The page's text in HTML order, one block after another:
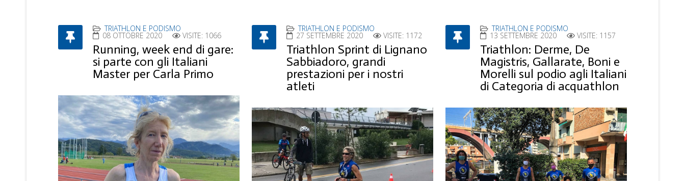
TRIATHLON E PODISMO
08 OTTOBRE 2020 VISITE: 1066
Running, week end di gare:
si parte con gli Italiani
Master per Carla Primo
TRIATHLON E PODISMO
27 SETTEMBRE 2020 VISITE: 1172
Triathlon Sprint di Lignano
Sabbiadoro, grandi
prestazioni per i nostri
atleti
TRIATHLON E PODISMO
13 SETTEMBRE 2020 VISITE: 1157
Triathlon: Derme, De
Magistris, Gallarate, Boni e
Morelli sul podio agli Italiani
di Categoria di acquathlon